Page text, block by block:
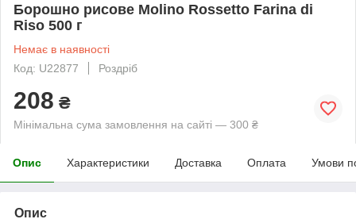
Борошно рисове Molino Rossetto Farina di
Riso 500 г
Немає в наявності
Код: U22877
Роздріб
208 ₴
Мінімальна сума замовлення на сайті — 300 ₴
Опис Характеристики Доставка Оплата Умови
Опис